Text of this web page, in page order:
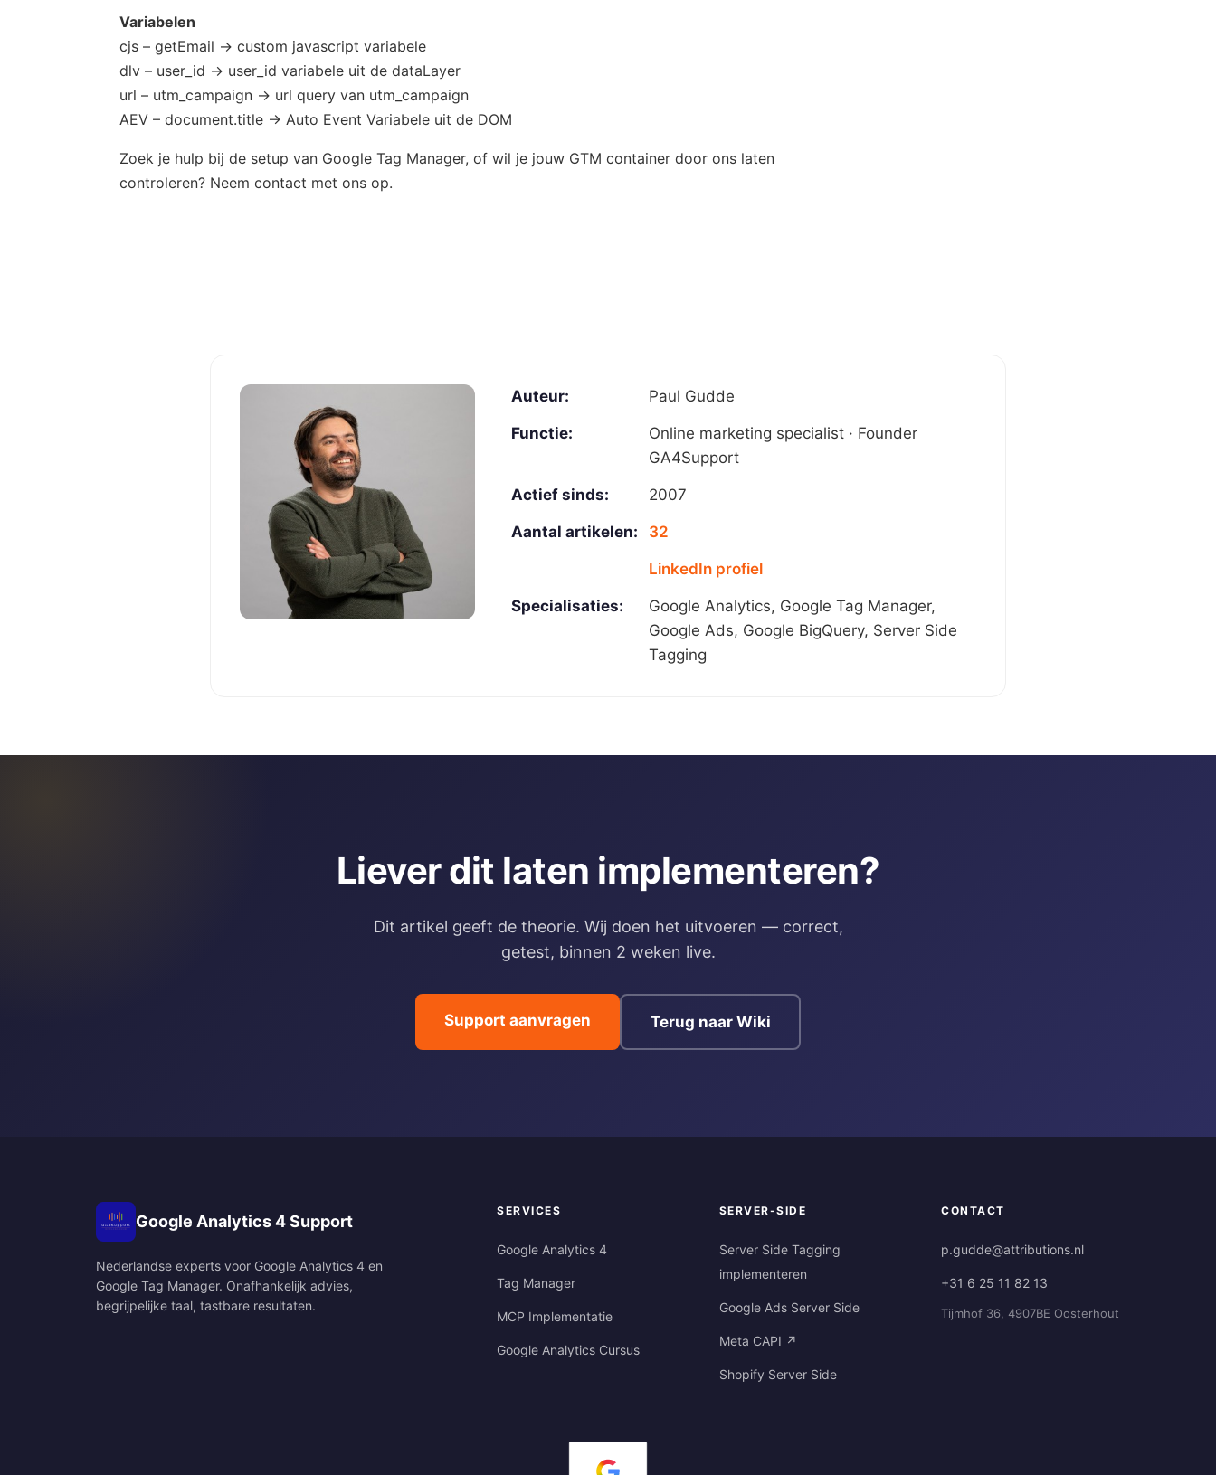
Variabelen
cjs – getEmail -> custom javascript variabele
dlv – user_id -> user_id variabele uit de dataLayer
url – utm_campaign -> url query van utm_campaign
AEV – document.title -> Auto Event Variabele uit de DOM
Zoek je hulp bij de setup van Google Tag Manager, of wil je jouw GTM container door ons laten
controleren? Neem contact met ons op.
Auteur: Paul Gudde
Functie:
Online marketing specialist · Founder
GA4Support
Actief sinds: 2007
Aantal artikelen: 32
LinkedIn profiel
Specialisaties:
Google Analytics, Google Tag Manager,
Google Ads, Google BigQuery, Server Side
Tagging
Liever dit laten implementeren?
Dit artikel geeft de theorie. Wij doen het uitvoeren — correct,
getest, binnen 2 weken live.
Support aanvragen Terug naar Wiki
Google Analytics 4 Support
Nederlandse experts voor Google Analytics 4 en
Google Tag Manager. Onafhankelijk advies,
begrijpelijke taal, tastbare resultaten.
SERVICES
Google Analytics 4
Tag Manager
MCP Implementatie
Google Analytics Cursus
SERVER-SIDE
Server Side Tagging
implementeren
Google Ads Server Side
Meta CAPI ↗
Shopify Server Side
CONTACT
p.gudde@attributions.nl
+31 6 25 11 82 13
Tijmhof 36, 4907BE Oosterhout